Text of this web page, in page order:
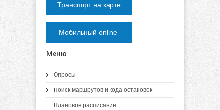
Транспорт на карте
Мобильный online
Меню
Опросы
Поиск маршрутов и кода остановок
Плановое расписание